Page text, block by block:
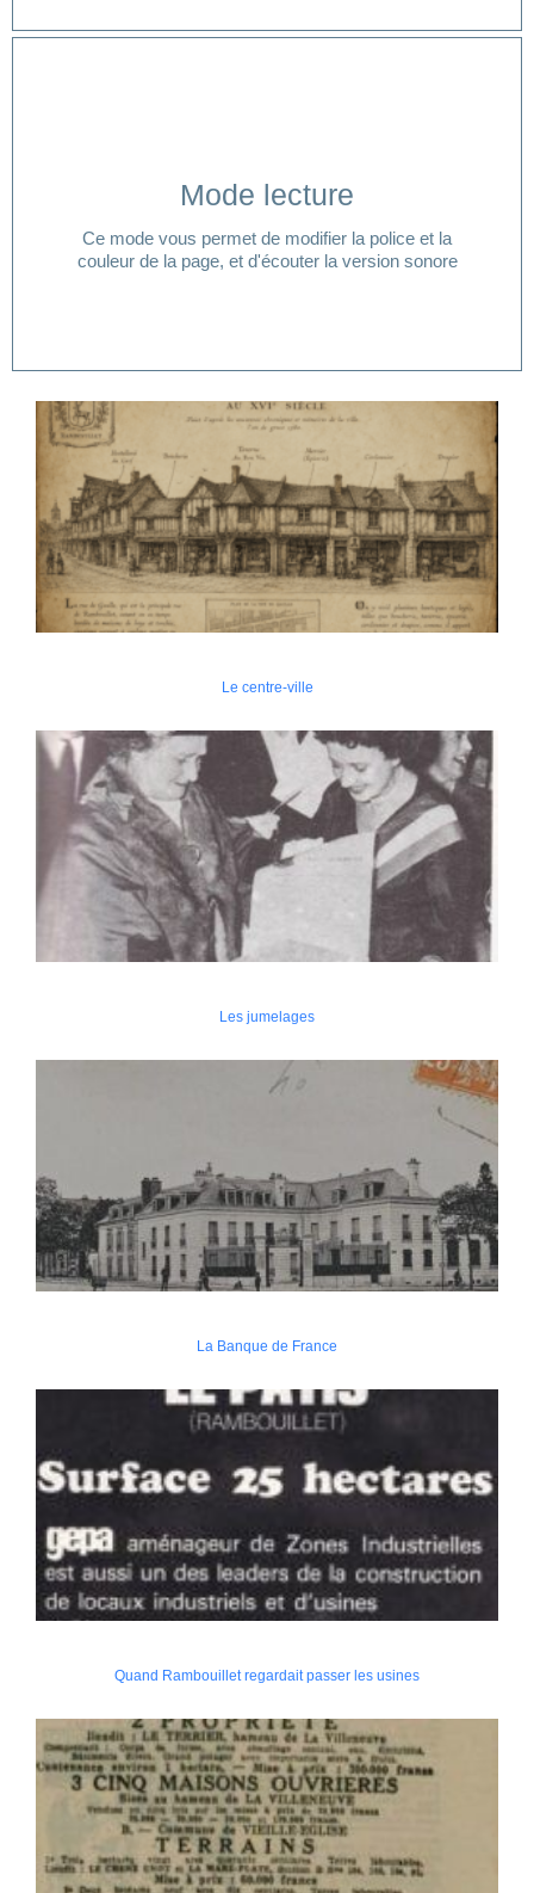
Mode lecture
Ce mode vous permet de modifier la police et la
couleur de la page, et d'écouter la version sonore
Vous avez besoin d'aide pour accéder à votre mode
Le centre-ville
Les jumelages
La Banque de France
Quand Rambouillet regardait passer les usines